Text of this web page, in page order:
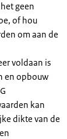
geen
of hou
om aan de
voldaan is
en opbouw
kan
dikte van de